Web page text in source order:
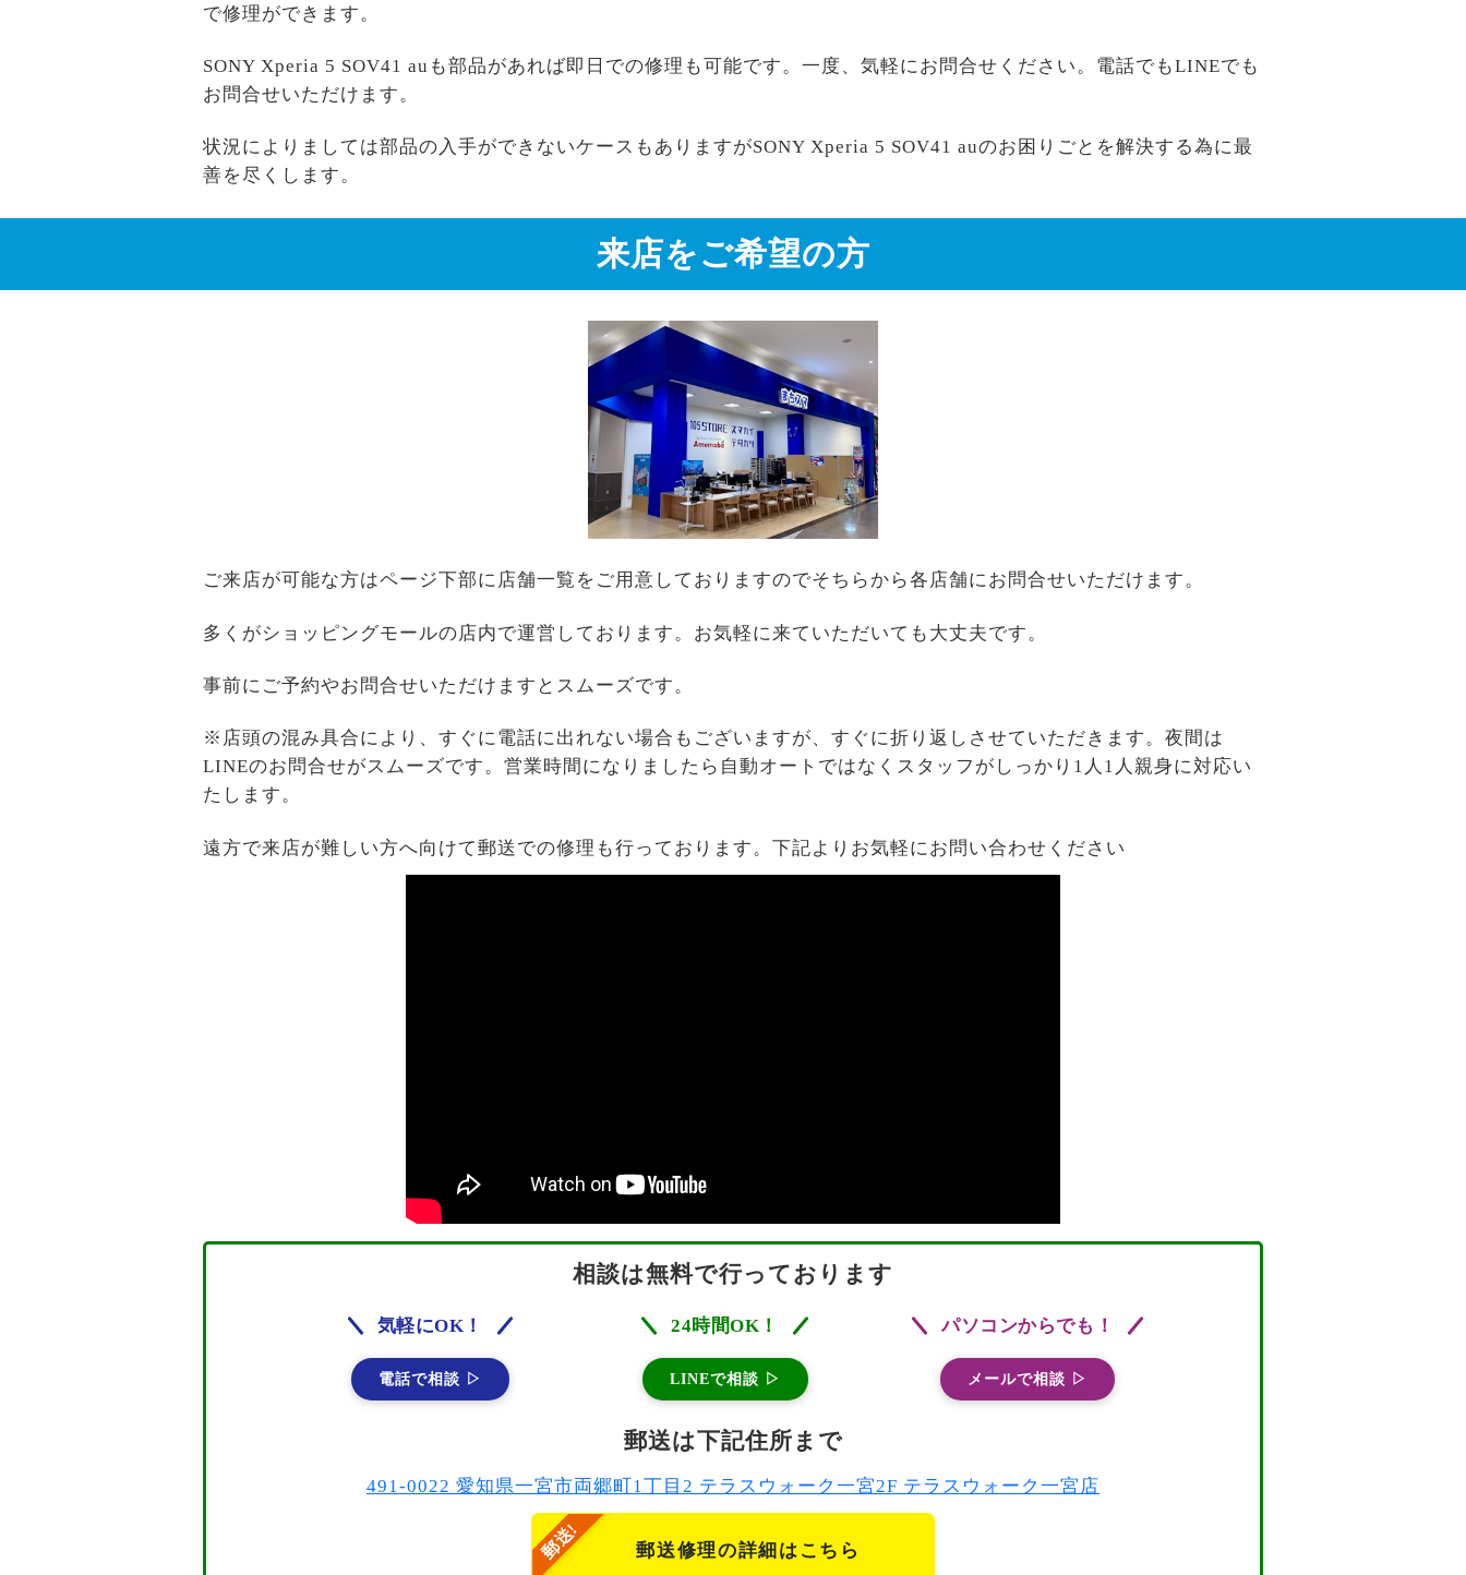
で修理ができます。
SONY Xperia 5 SOV41 auも部品があれば即日での修理も可能です。一度、気軽にお問合せください。電話でもLINEでも
お問合せいただけます。
状況によりましては部品の入手ができないケースもありますがSONY Xperia 5 SOV41 auのお困りごとを解決する為に最
善を尽くします。
来店をご希望の方
ご来店が可能な方はページ下部に店舗一覧をご用意しておりますのでそちらから各店舗にお問合せいただけます。
多くがショッピングモールの店内で運営しております。お気軽に来ていただいても大丈夫です。
事前にご予約やお問合せいただけますとスムーズです。
※店頭の混み具合により、すぐに電話に出れない場合もございますが、すぐに折り返しさせていただきます。夜間は
LINEのお問合せがスムーズです。営業時間になりましたら自動オートではなくスタッフがしっかり1人1人親身に対応い
たします。
遠方で来店が難しい方へ向けて郵送での修理も行っております。下記よりお気軽にお問い合わせください
相談は無料で行っております
気軽にOK！
電話で相談 ▷
24時間OK！
LINEで相談 ▷
パソコンからでも！
メールで相談 ▷
郵送は下記住所まで
491-0022 愛知県一宮市両郷町1丁目2 テラスウォーク一宮2F テラスウォーク一宮店
郵送修理の詳細はこちら